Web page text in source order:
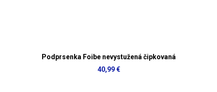
Podprsenka Foibe nevystužená čipkovaná
40,99 €